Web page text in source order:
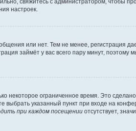
настроек.
или нет. Тем не менее, регистрация
займёт у вас всего пару минут, поэтому
некоторое ограниченное время. Это
выбрать указанный пункт при входе на
при каждом посещении отсутствует,